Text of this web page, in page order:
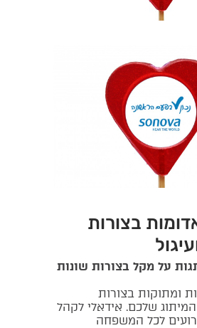
בצורות
על מקל בצורות שונות
ומתוקות בצורות
שלכם. אידאלי לקהל
לכל המשפחה